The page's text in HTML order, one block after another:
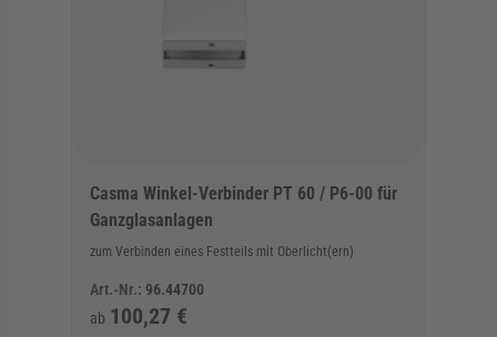
Casma Winkel-Verbinder PT 60 / P6-00 für
Ganzglasanlagen
zum Verbinden eines Festteils mit Oberlicht(ern)
Art.-Nr.: 96.44700
ab 100,27 €